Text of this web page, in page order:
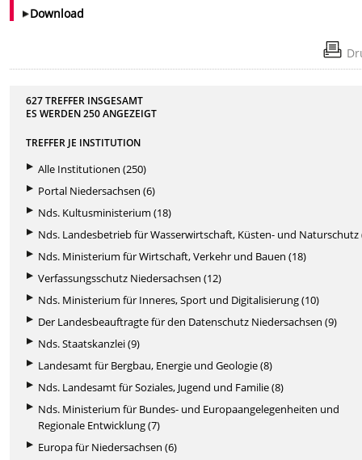
Download
627 TREFFER INSGESAMT
ES WERDEN250ANGEZEIGT
TREFFER JE INSTITUTION
Alle Institutionen (250)
Portal Niedersachsen (6)
Nds. Kultusministerium (18)
Nds. Landesbetrieb für Wasserwirtschaft, Küsten- und Naturschutz
Nds. Ministerium für Wirtschaft, Verkehr und Bauen (18)
Verfassungsschutz Niedersachsen (12)
Nds. Ministerium für Inneres, Sport und Digitalisierung (10)
Der Landesbeauftragte für den Datenschutz Niedersachsen (9)
Nds. Staatskanzlei (9)
Landesamt für Bergbau, Energie und Geologie (8)
Nds. Landesamt für Soziales, Jugend und Familie (8)
Nds. Ministerium für Bundes- und Europaangelegenheiten und
Regionale Entwicklung (7)
Europa für Niedersachsen (6)